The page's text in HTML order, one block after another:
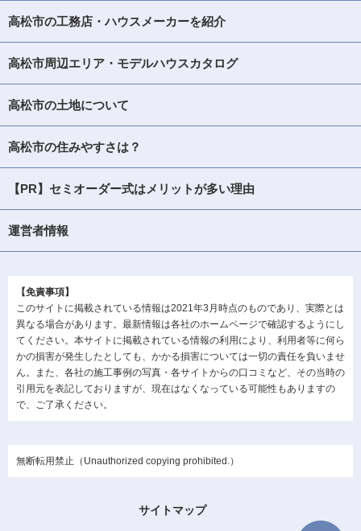
高松市の工務店・ハウスメーカーを紹介
高松市周辺エリア・モデルハウスカタログ
高松市の土地について
高松市の住みやすさは？
【PR】セミオーダー式はメリットが多い理由
運営者情報
【免責事項】
このサイトに掲載されている情報は2021年3月時点のものであり、実際とは
異なる場合があります。最新情報は各社のホームページで確認するようにし
てください。本サイトに掲載されている情報の利用により、利用者等に何ら
かの損害が発生したとしても、かかる損害については一切の責任を負いませ
ん。また、各社の施工事例の写真・各サイトからの口コミなど、その当時の
引用元を表記しておりますが、現在はなくなっている可能性もありますの
で、ご了承ください。
無断転用禁止（Unauthorized copying prohibited.）
サイトマップ